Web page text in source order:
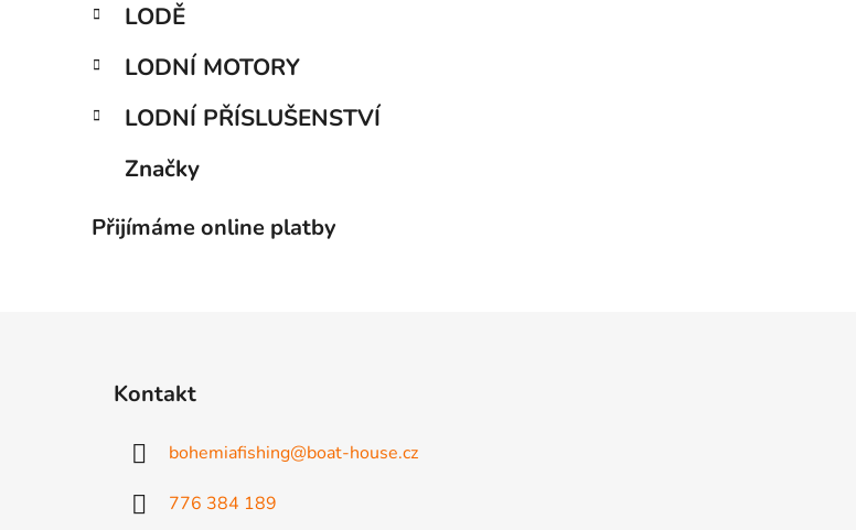
LODĚ
LODNÍ MOTORY
LODNÍ PŘÍSLUŠENSTVÍ
Značky
Přijímáme online platby
Kontakt
bohemiafishing@boat-house.cz
776 384 189